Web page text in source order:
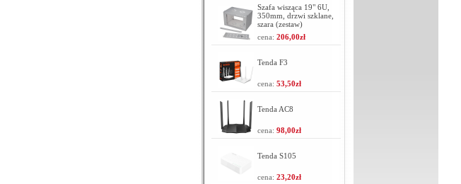
Szafa wisząca 19" 6U,
350mm, drzwi szklane,
szara (zestaw)
cena: 206,00zł
Tenda F3
cena: 53,50zł
Tenda AC8
cena: 98,00zł
Tenda S105
cena: 23,20zł